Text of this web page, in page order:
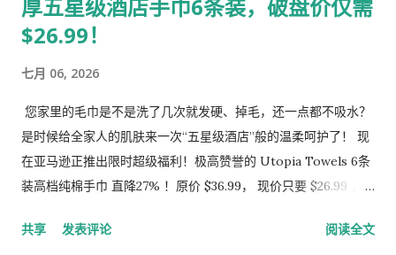
厚五星级酒店手巾6条装，破盘价仅需
$26.99！
七月 06, 2026
您家里的毛巾是不是洗了几次就发硬、掉毛，还一点都不吸水？
是时候给全家人的肌肤来一次“五星级酒店”般的温柔呵护了！ 现
在亚马逊正推出限时超级福利！极高赞誉的 Utopia Towels 6条
装高档纯棉手巾 直降27% ！原价 $36.99， 现价只要 $26.99 ，
无 👇 👉 抢购通道：Utopia Towels 6条装纯棉手巾特惠链接 🌟
共享 发表评论 阅读全文